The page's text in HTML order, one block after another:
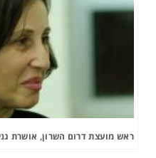
ראש מועצת דרום השרון, אושרת